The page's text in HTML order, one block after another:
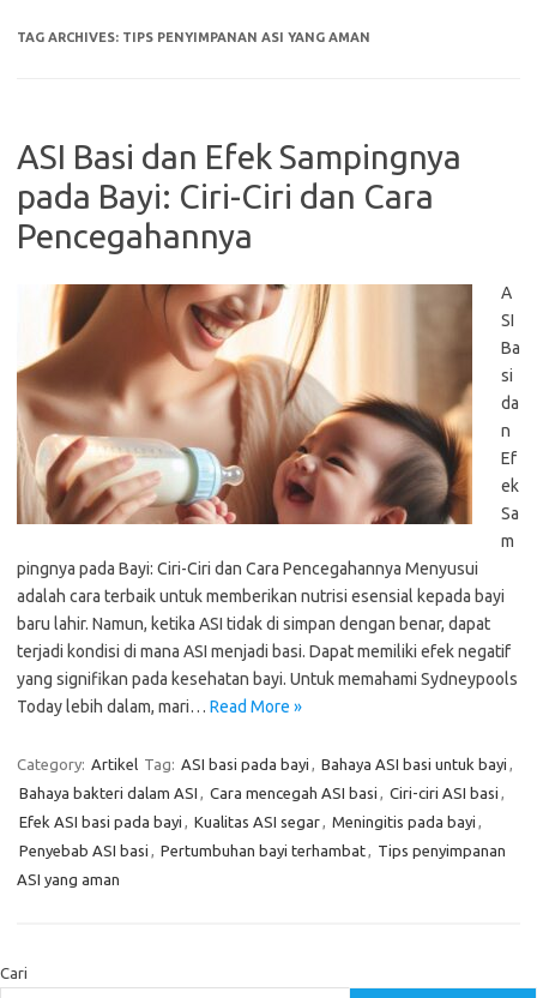
TAG ARCHIVES: TIPS PENYIMPANAN ASI YANG AMAN
ASI Basi dan Efek Sampingnya
pada Bayi: Ciri-Ciri dan Cara
Pencegahannya
A
SI
Ba
si
da
n
Ef
ek
Sa
m
pingnya pada Bayi: Ciri-Ciri dan Cara Pencegahannya Menyusui
adalah cara terbaik untuk memberikan nutrisi esensial kepada bayi
baru lahir. Namun, ketika ASI tidak di simpan dengan benar, dapat
terjadi kondisi di mana ASI menjadi basi. Dapat memiliki efek negatif
yang signifikan pada kesehatan bayi. Untuk memahami Sydneypools
Today lebih dalam, mari… Read More »
Category: Artikel Tag: ASI basi pada bayi , Bahaya ASI basi untuk bayi ,
Bahaya bakteri dalam ASI , Cara mencegah ASI basi , Ciri-ciri ASI basi ,
Efek ASI basi pada bayi , Kualitas ASI segar, Meningitis pada bayi ,
Penyebab ASI basi , Pertumbuhan bayi terhambat, Tips penyimpanan
ASI yang aman
Cari